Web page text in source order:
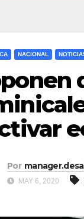
NACIONAL
Por
MAY 6, 2020